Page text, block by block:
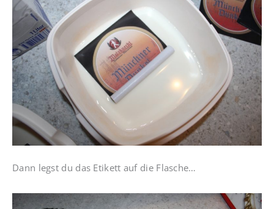
Dann legst du das Etikett auf die Flasche…